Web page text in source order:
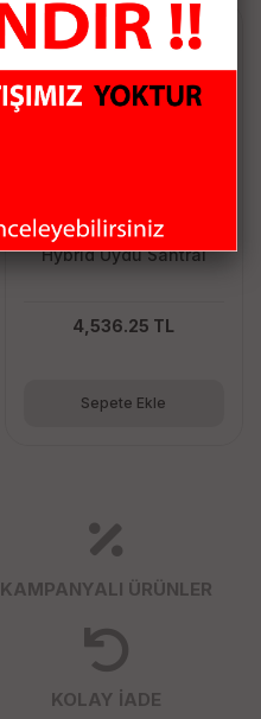
Next SANTRAL YE-10/40
Hybrid Uydu Santral
4,536.25 TL
Sepete Ekle
KAMPANYALI ÜRÜNLER
KOLAY İADE